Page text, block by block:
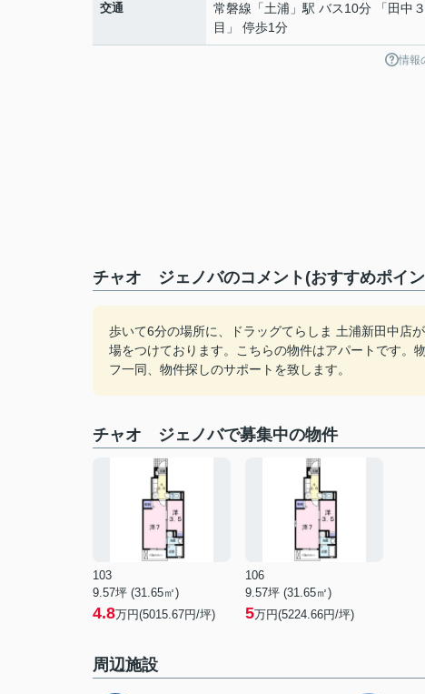
交通 常磐線 「土浦 」駅 バス10分 「田中
目」 停歩1分
情報
チャオ ジェノバのコメント(おすすめポイ
歩いて6分の場所に、ドラッグてらしま 土浦新田中店
場をつけております。こちらの物件はアパートです。
フ一同、物件探しのサポートを致します。
チャオ ジェノバで募集中の物件
103
9.57坪 (31.65㎡)
4.8万円(5015.67円/坪)
106
9.57坪 (31.65㎡)
5万円(5224.66円/坪)
周辺施設